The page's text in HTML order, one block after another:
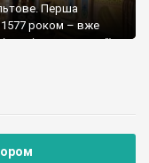
Перша
1577 роком – вже
часів на території,